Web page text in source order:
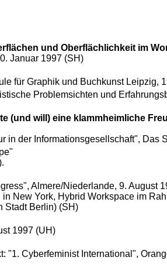
und Oberflächlichkeit im
Januar 1997 (SH)
für Graphik und Buchkunst Leipzig,
Problemsichten und
(und will) eine klammheimliche
in der Informationsgesellschaft", Das
, Almere/Niederlande, 9. August
New York, Hybrid Workspace im
Stadt Berlin) (SH)
1997 (UH)
"1. Cyberfeminist International",